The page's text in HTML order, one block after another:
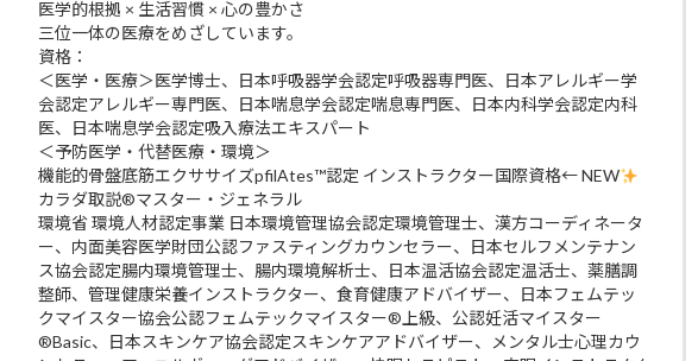
医学的根拠 × 生活習慣 × 心の豊かさ
三位一体の医療をめざしています。
資格：
＜医学・医療＞医学博士、日本呼吸器学会認定呼吸器専門医、日本アレルギー学
会認定アレルギー専門医、日本喘息学会認定喘息専門医、日本内科学会認定内科
医、日本喘息学会認定吸入療法エキスパート
＜予防医学・代替医療・環境＞
機能的骨盤底筋エクササイズpfilAtes™認定 インストラクター国際資格← NEW
カラダ取説®マスター・ジェネラル
環境省 環境人材認定事業 日本環境管理協会認定環境管理士、漢方コーディネータ
ー、内面美容医学財団公認ファスティングカウンセラー、日本セルフメンテナン
ス協会認定腸内環境管理士、腸内環境解析士、日本温活協会認定温活士、薬膳調
整師、管理健康栄養インストラクター、食育健康アドバイザー、日本フェムテッ
クマイスター協会公認フェムテックマイスター®上級、公認妊活マイスター
®Basic、日本スキンケア協会認定スキンケアアドバイザー、メンタル士心理カウ